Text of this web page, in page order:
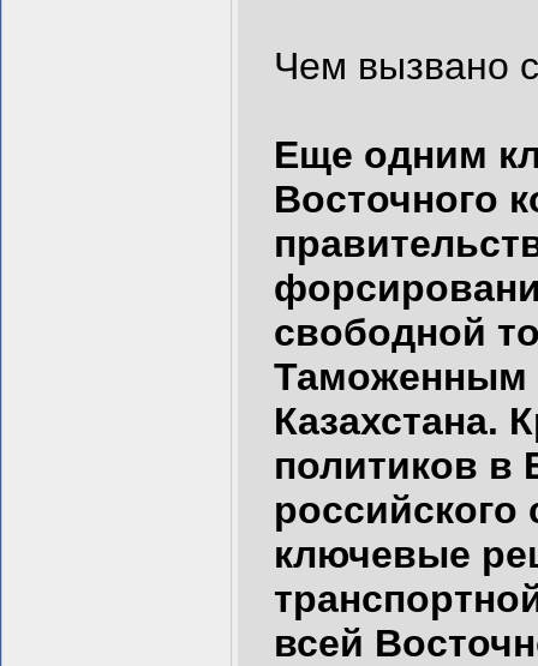
Чем вызвано
Еще одним
Восточного
свободной
Таможенным
Казахстана.
политиков в
российского
ключевые
всей